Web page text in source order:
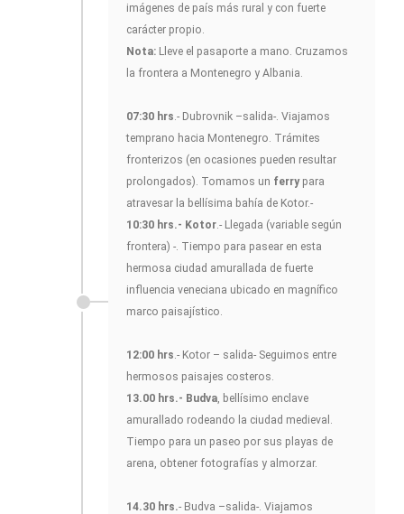
imágenes de país más rural y con fuerte
carácter propio.
Nota: Lleve el pasaporte a mano. Cruzamos
la frontera a Montenegro y Albania.
07:30 hrs .- Dubrovnik –salida-. Viajamos
temprano hacia Montenegro. Trámites
fronterizos (en ocasiones pueden resultar
prolongados). Tomamos un ferrypara
atravesar la bellísima bahía de Kotor.-
10:30 hrs.- Kotor .- Llegada (variable según
frontera) -. Tiempo para pasear en esta
hermosa ciudad amurallada de fuerte
influencia veneciana ubicado en magnífico
marco paisajístico.
12:00 hrs .- Kotor – salida- Seguimos entre
hermosos paisajes costeros.
13.00 hrs.- Budva , bellísimo enclave
amurallado rodeando la ciudad medieval.
Tiempo para un paseo por sus playas de
arena, obtener fotografías y almorzar.
14.30 hrs.- Budva –salida-. Viajamos